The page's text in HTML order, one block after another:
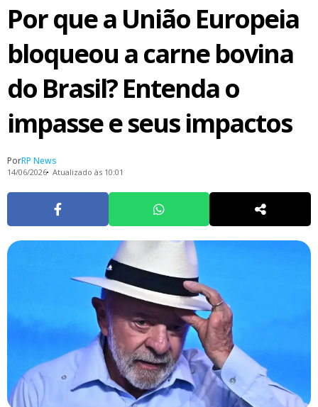
Por que a União Europeia
bloqueou a carne bovina
do Brasil? Entenda o
impasse e seus impactos
PorRP News
14/06/2026 Atualizado às 10:01